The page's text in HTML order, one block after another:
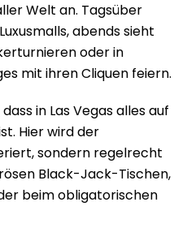
Welt an. Tagsüber
abends sieht
oder in
mit ihren Cliquen feiern.
in Las Vegas alles auf
Hier wird der
sondern regelrecht
Black-Jack-Tischen,
beim obligatorischen